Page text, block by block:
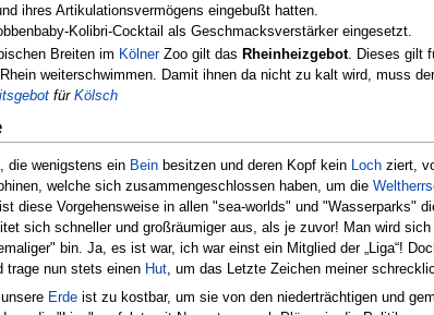
ihres Artikulationsvermögens eingebußt hatten.
Kolibri-Cocktail als Geschmacksverstärker eingesetzt.
Breiten im KölnerZoo gilt das Rheinheizgebot. Dieses gilt
weiterschwimmen. Damit ihnen da nicht zu kalt wird, muss
für Kölsch
, die wenigstens ein Bein besitzen und deren Kopf kein Loch ziert,
welche sich zusammengeschlossen haben, um die
diese Vorgehensweise in allen "sea-worlds" und "Wasserparks"
sich schneller und großräumiger aus, als je zuvor! Man wird
bin. Ja, es ist war, ich war einst ein Mitglied der „Liga“!
trage nun stets einen Hut, um das Letzte Zeichen meiner
Erde ist zu kostbar, um sie von den niederträchtigen und